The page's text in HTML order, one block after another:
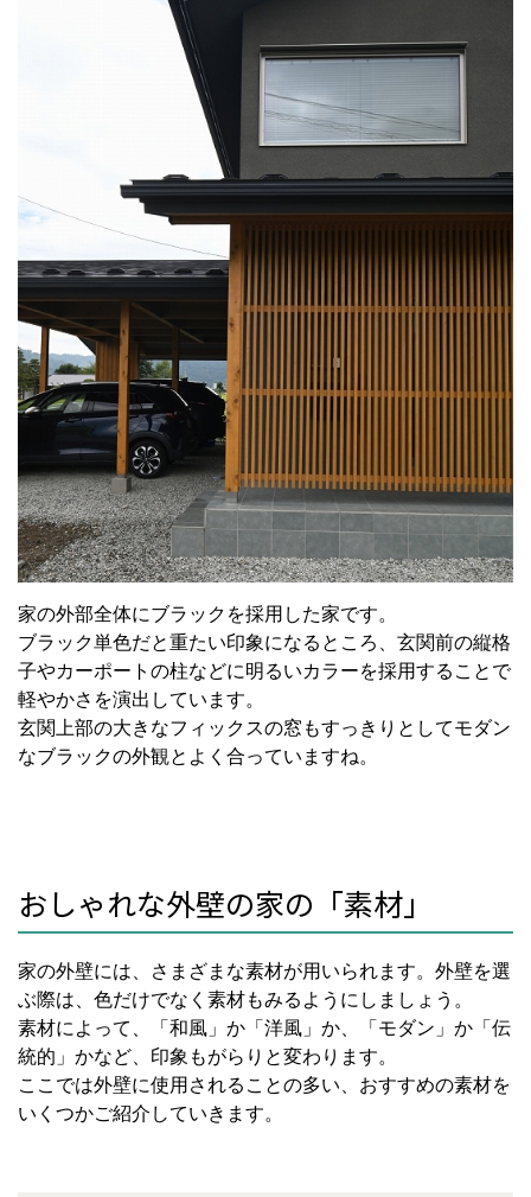
家の外部全体にブラックを採用した家です。
ブラック単色だと重たい印象になるところ、玄関前の縦格
子やカーポートの柱などに明るいカラーを採用することで
軽やかさを演出しています。
玄関上部の大きなフィックスの窓もすっきりとしてモダン
なブラックの外観とよく合っていますね。
おしゃれな外壁の家の「素材」
家の外壁には、さまざまな素材が用いられます。外壁を選
ぶ際は、色だけでなく素材もみるようにしましょう。
素材によって、「和風」か「洋風」か、「モダン」か「伝
統的」かなど、印象もがらりと変わります。
ここでは外壁に使用されることの多い、おすすめの素材を
いくつかご紹介していきます。